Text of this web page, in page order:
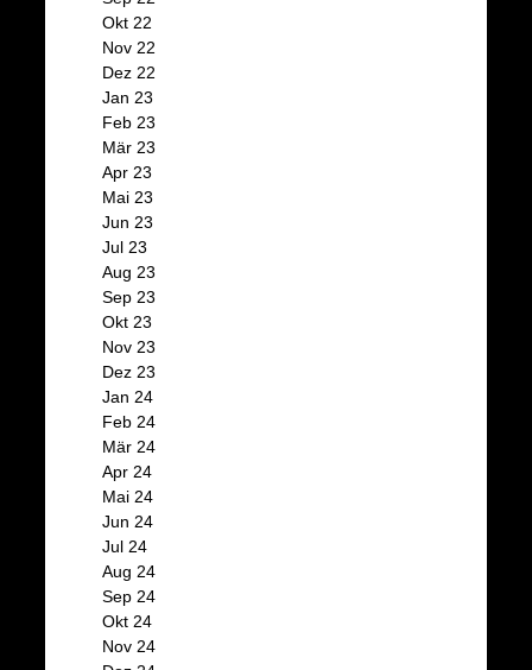
Okt 22
Nov 22
Dez 22
Jan 23
Feb 23
Mär 23
Apr 23
Mai 23
Jun 23
Jul 23
Aug 23
Sep 23
Okt 23
Nov 23
Dez 23
Jan 24
Feb 24
Mär 24
Apr 24
Mai 24
Jun 24
Jul 24
Aug 24
Sep 24
Okt 24
Nov 24